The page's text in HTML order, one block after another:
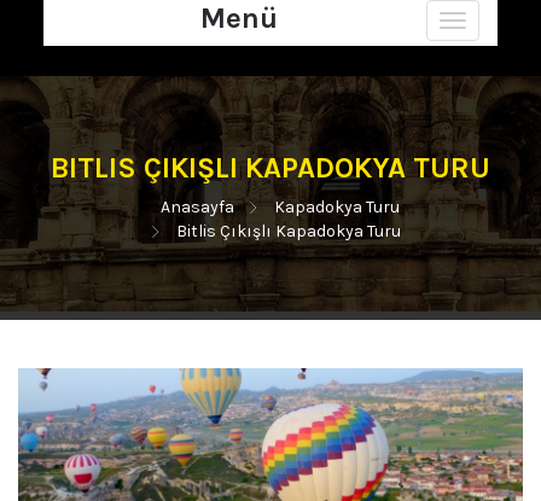
Toggle
navigation
Menü
BITLIS ÇIKIŞLI KAPADOKYA TURU
Anasayfa
Kapadokya Turu
Bitlis Çıkışlı Kapadokya Turu